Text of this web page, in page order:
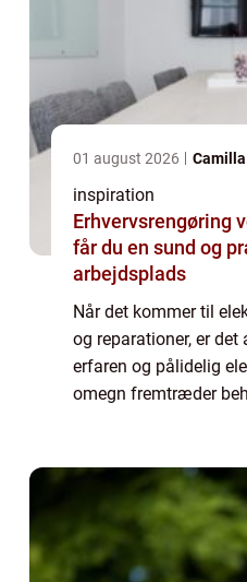
01 august 2026
inspiration
Erhvervsrengøring
får du en sund og
arbejdsplads
Når det kommer til
og reparationer, er
erfaren og pålidelig
omegn fremtræder